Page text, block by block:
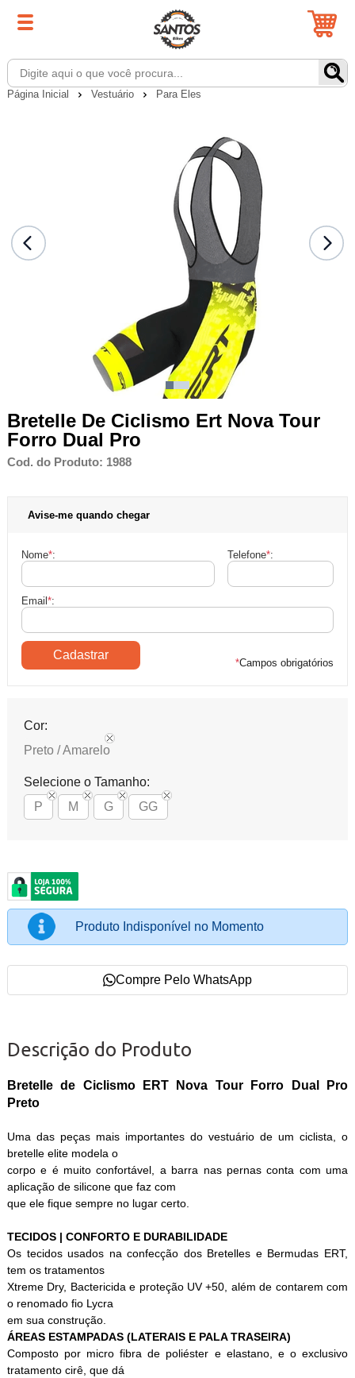
Página Inicial Vestuário Para Eles
Bretelle De Ciclismo Ert Nova Tour
Forro Dual Pro
Cod. do Produto: 1988
Avise-me quando chegar
Nome*: Telefone*:
Email*:
*Campos obrigatórios
Cor:
Preto / Amarelo
Selecione o Tamanho:
P
M G GG
Produto Indisponível no Momento
Compre Pelo WhatsApp
Descrição do Produto
Bretelle de Ciclismo ERT Nova Tour Forro Dual Pro
Preto
Uma das peças mais importantes do vestuário de um ciclista, o
bretelle elite modela o
corpo e é muito confortável, a barra nas pernas conta com uma
aplicação de silicone que faz com
que ele fique sempre no lugar certo.
TECIDOS | CONFORTO E DURABILIDADE
Os tecidos usados na confecção dos Bretelles e Bermudas ERT,
tem os tratamentos
Xtreme Dry, Bactericida e proteção UV +50, além de contarem com
o renomado fio Lycra
em sua construção.
ÁREAS ESTAMPADAS (LATERAIS E PALA TRASEIRA)
Composto por micro fibra de poliéster e elastano, e o exclusivo
tratamento cirê, que d